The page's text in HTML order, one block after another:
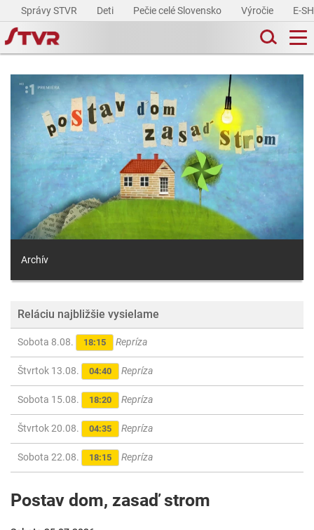
Správy STVR Deti Pečie celé Slovensko Výročie E-
Archív
Reláciu najbližšie vysielame
Sobota 8.08. 18:15 Repríza
Štvrtok 13.08. 04:40 Repríza
Sobota 15.08. 18:20 Repríza
Štvrtok 20.08. 04:35 Repríza
Sobota 22.08. 18:15 Repríza
Postav dom, zasaď strom